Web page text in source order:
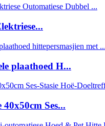
plaathoed H...
Ses...